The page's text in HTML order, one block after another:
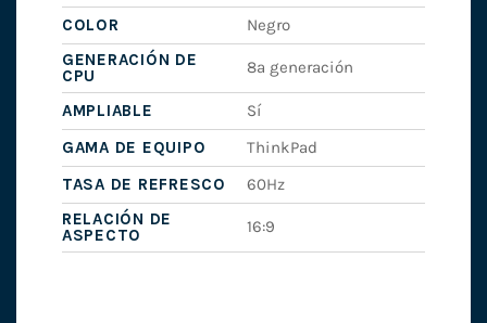
COLOR
Negro
GENERACIÓN DE
CPU
8ª generación
AMPLIABLE
Sí
GAMA DE EQUIPO
ThinkPad
TASA DE REFRESCO
60Hz
RELACIÓN DE
ASPECTO
16:9